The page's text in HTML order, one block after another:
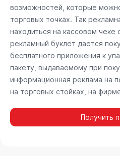
возможностей, которые
торговых точках. Так
находиться на кассовом чеке
рекламный буклет дается
бесплатного приложения к
пакету, выдаваемому при
информационная реклама на
на торговых стойках, на
Получить